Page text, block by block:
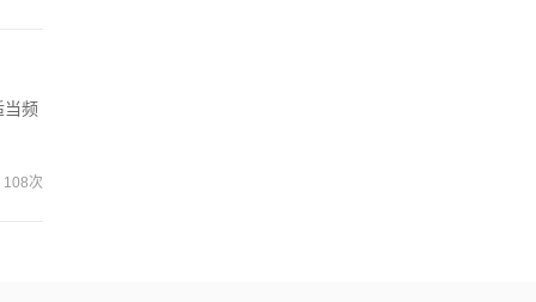
当频
108次